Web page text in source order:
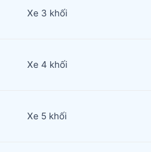
Xe 3 khối
Xe 4 khối
Xe 5 khối